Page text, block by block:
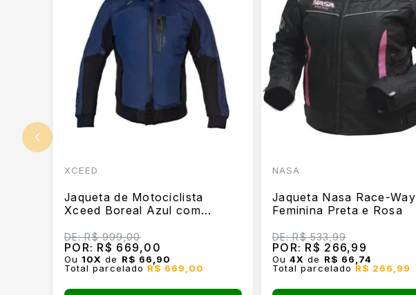
XCEED
Jaqueta de Motociclista
Xceed Boreal Azul com
DE:R$ 999,00
POR: R$ 669,00
Ou10X de R$ 66,90
Total parcelado R$ 669,00
NASA
Jaqueta Nasa Race-Way
Feminina Preta e Rosa
DE:R$ 533,99
POR: R$ 266,99
Ou4X de R$ 66,74
Total parcelado R$ 266,99